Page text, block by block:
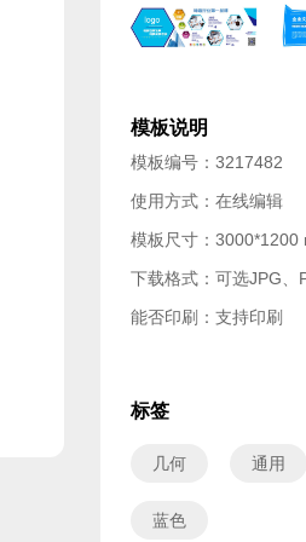
模板说明
模板编号：3217482
使用方式：在线编辑
模板尺寸：3000*1200
下载格式：可选JPG、
能否印刷：支持印刷
标签
几何 通用
蓝色